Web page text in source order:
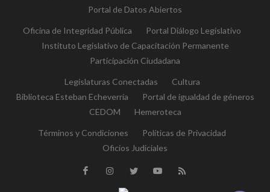
Portal de Datos Abiertos
Oficina de Integridad Pública
Portal Diálogo Legislativo
Instituto Legislativo de Capacitación Permanente
Participación Ciudadana
Legislaturas Conectadas
Cultura
Biblioteca Esteban Echeverría
Portal de igualdad de géneros
CEDOM
Hemeroteca
Términos y Condiciones
Políticas de Privacidad
Oficios Judiciales